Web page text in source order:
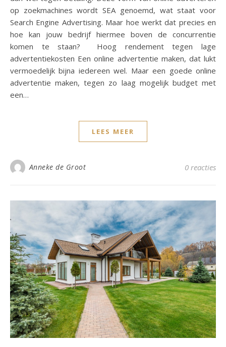
op zoekmachines wordt SEA genoemd, wat staat voor
Search Engine Advertising. Maar hoe werkt dat precies en
hoe kan jouw bedrijf hiermee boven de concurrentie
komen te staan? Hoog rendement tegen lage
advertentiekosten Een online advertentie maken, dat lukt
vermoedelijk bijna iedereen wel. Maar een goede online
advertentie maken, tegen zo laag mogelijk budget met
een…
LEES MEER
Anneke de Groot 0 reacties